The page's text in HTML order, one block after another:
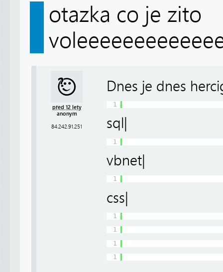
otazka co je zito
před 12 lety
anonym
84.242.91.251
Dnes je dnes
1
sql|
1
vbnet|
1
css|
1
1
1
1